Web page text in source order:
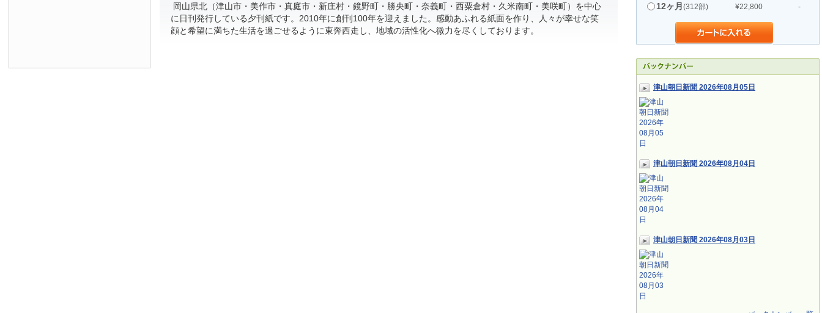
12ヶ月 (312部) ¥22,800 -
津山朝日新聞 2026年08月05日
津山朝日新聞 2026年08月04日
津山朝日新聞 2026年08月03日
岡山県北（津山市・美作市・真庭市・新庄村・鏡野町・勝央町・奈義町・西粟倉村・久米南町・美咲町）を中心
に日刊発行している夕刊紙です。2010年に創刊100年を迎えました。感動あふれる紙面を作り、人々が幸せな笑
顔と希望に満ちた生活を過ごせるように東奔西走し、地域の活性化へ微力を尽くしております。